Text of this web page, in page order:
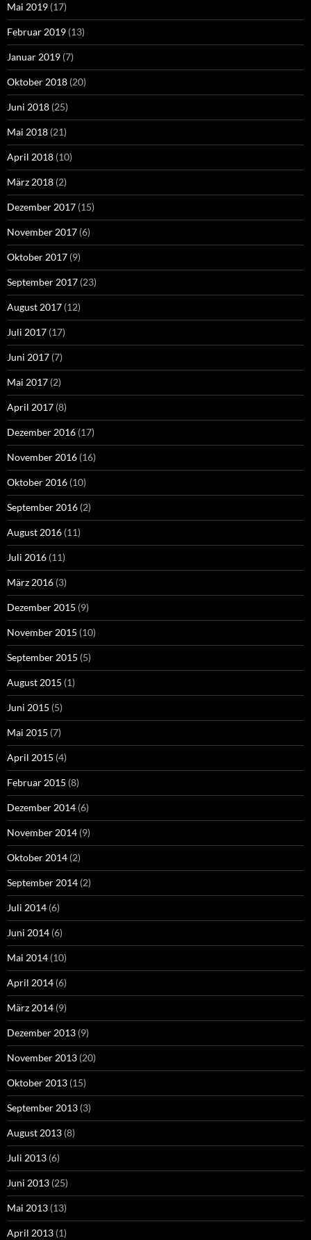
Mai 2019 (17)
Februar 2019 (13)
Januar 2019 (7)
Oktober 2018 (20)
Juni 2018 (25)
Mai 2018 (21)
April 2018 (10)
März 2018 (2)
Dezember 2017 (15)
November 2017 (6)
Oktober 2017 (9)
September 2017 (23)
August 2017 (12)
Juli 2017 (17)
Juni 2017 (7)
Mai 2017 (2)
April 2017 (8)
Dezember 2016 (17)
November 2016 (16)
Oktober 2016 (10)
September 2016 (2)
August 2016 (11)
Juli 2016 (11)
März 2016 (3)
Dezember 2015 (9)
November 2015 (10)
September 2015 (5)
August 2015 (1)
Juni 2015 (5)
Mai 2015 (7)
April 2015 (4)
Februar 2015 (8)
Dezember 2014 (6)
November 2014 (9)
Oktober 2014 (2)
September 2014 (2)
Juli 2014 (6)
Juni 2014 (6)
Mai 2014 (10)
April 2014 (6)
März 2014 (9)
Dezember 2013 (9)
November 2013 (20)
Oktober 2013 (15)
September 2013 (3)
August 2013 (8)
Juli 2013 (6)
Juni 2013 (25)
Mai 2013 (13)
April 2013 (1)